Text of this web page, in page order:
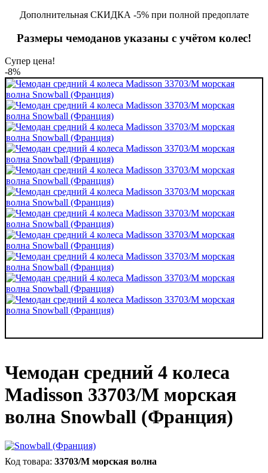
Дополнительная СКИДКА -5% при полной предоплате
Размеры чемоданов указаны с учётом колес!
Супер цена!
-8%
Чемодан средний 4 колеса
Madisson 33703/M морская
волна Snowball (Франция)
33703/M морская волна